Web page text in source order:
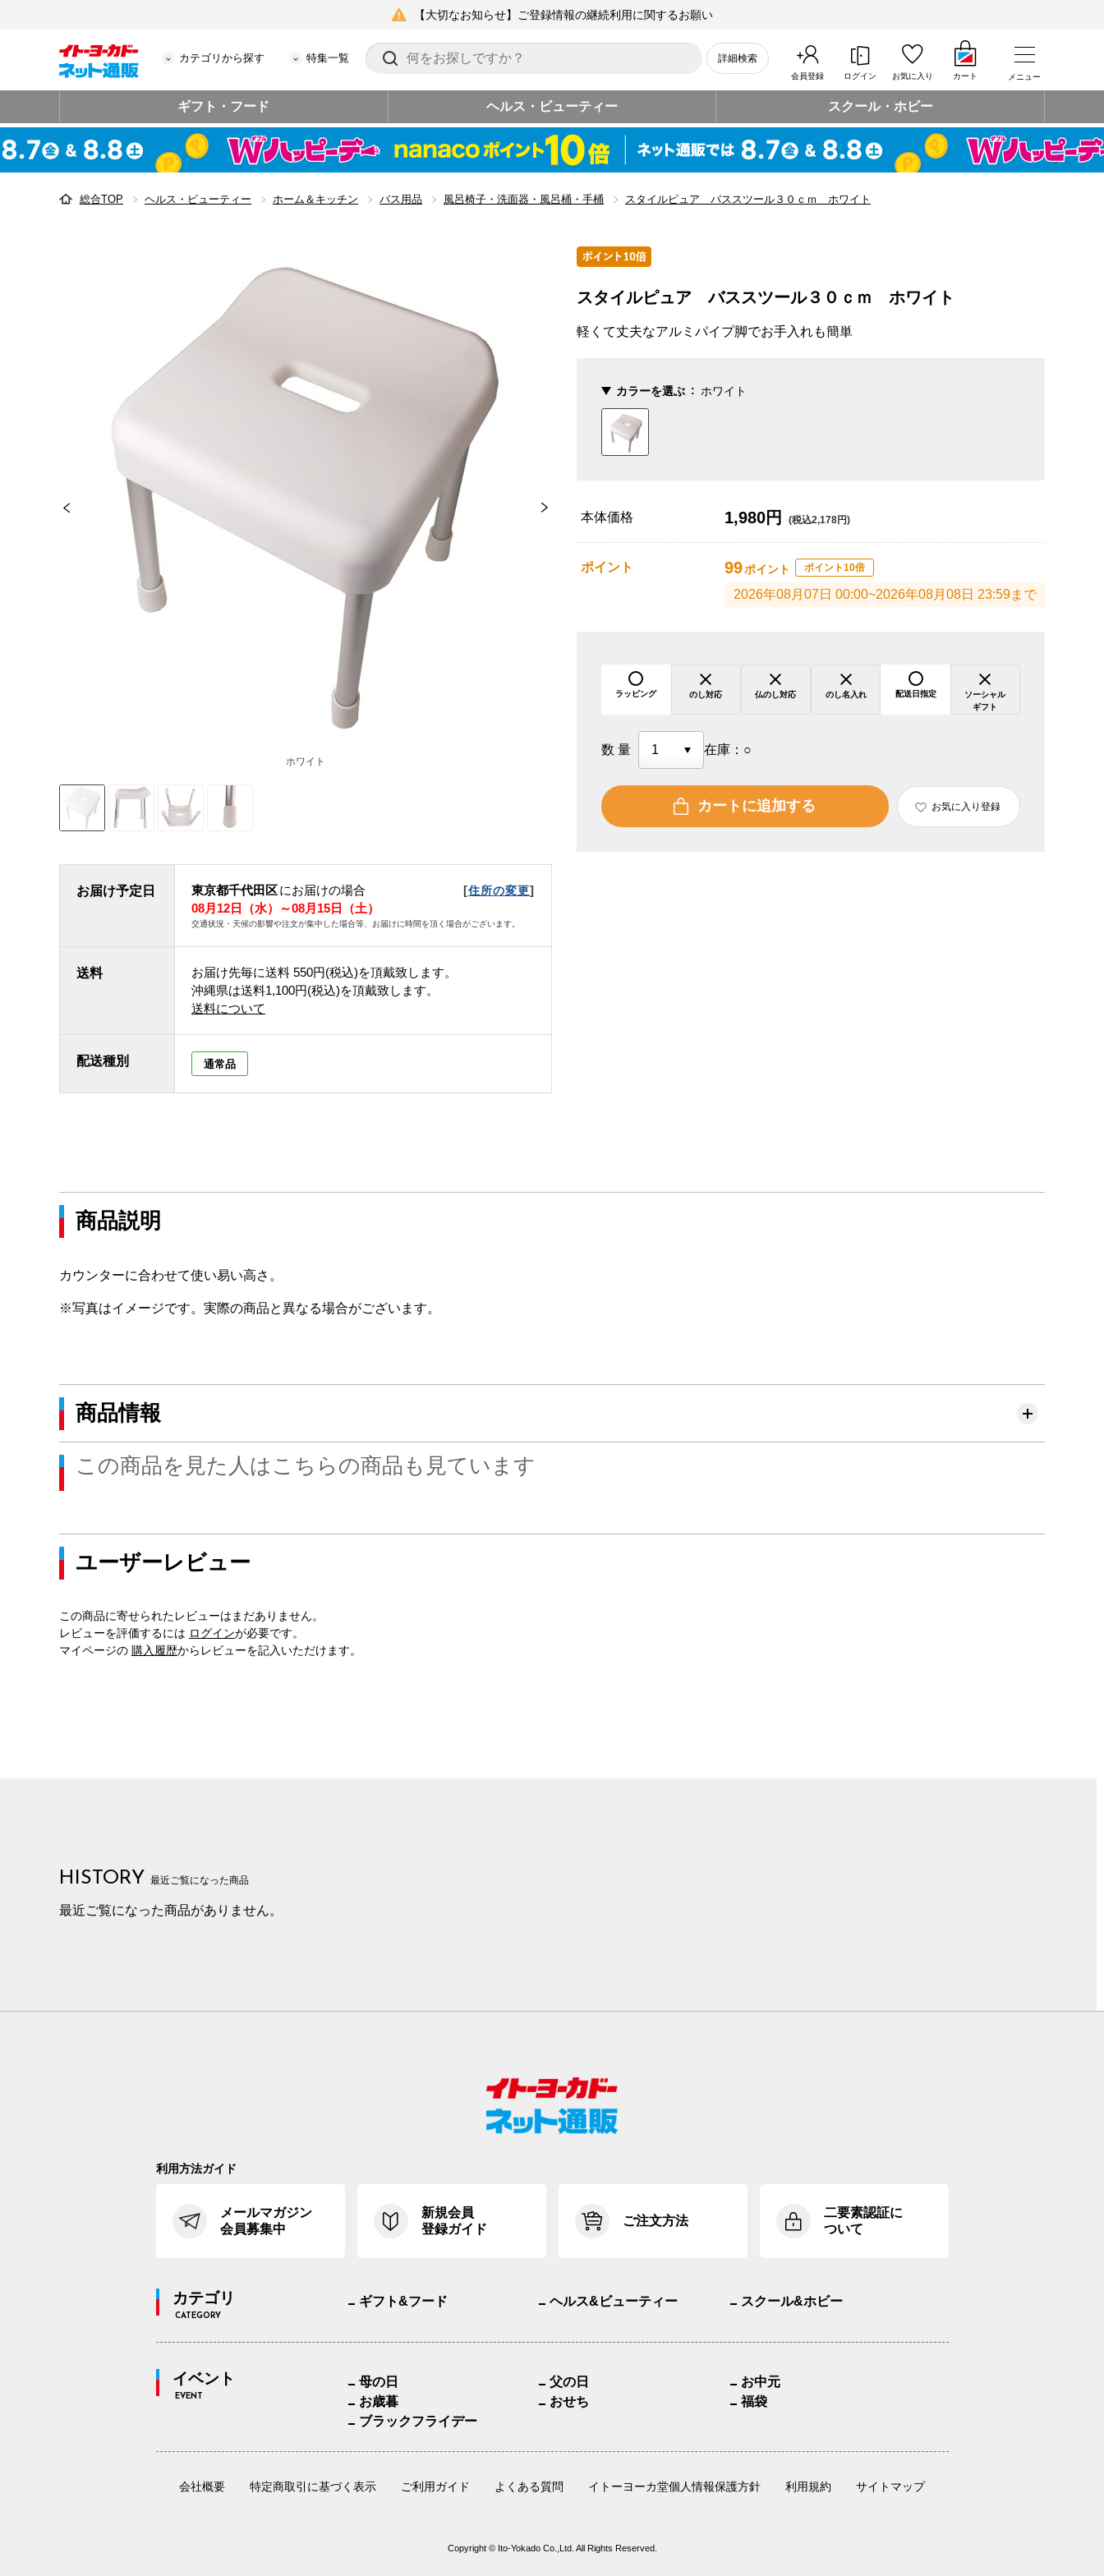
【大切なお知らせ】ご登録情報の継続利用に関するお願い
カテゴリから探す 特集一覧 詳細検索
会員登録 ログイン お気に入り カート メニュー
ギフト・フード ヘルス・ビューティー スクール・ホビー
総合TOP ヘルス・ビューティー ホーム＆キッチン バス用品 風呂椅子・洗面器・風呂桶・手桶 スタイルピュア バススツール３０ｃｍ ホワイト
ホワイト
お届け予定日 東京都千代田区にお届けの場合 [住所の変更]
08月12日（水）～08月15日（土）
交通状況・天候の影響や注文が集中した場合等、お届けに時間を頂く場合がございます。
送料 お届け先毎に送料 550円(税込)を頂戴致します。
沖縄県は送料1,100円(税込)を頂戴致します。
送料について
配送種別 通常品
スタイルピュア バススツール３０ｃｍ ホワイト
軽くて丈夫なアルミパイプ脚でお手入れも簡単
カラーを選ぶ ホワイト
本体価格 1,980円 (税込2,178円)
ポイント 99ポイント ポイント10倍
2026年08月07日 00:00~2026年08月08日 23:59まで
ラッピング のし対応 仏のし対応 のし名入れ 配送日指定
ソーシャル
ギフト
数量 在庫： ○
カートに追加する お気に入り登録
商品説明
カウンターに合わせて使い易い高さ。
※写真はイメージです。実際の商品と異なる場合がございます。
商品情報
この商品を見た人はこちらの商品も見ています
ユーザーレビュー
この商品に寄せられたレビューはまだありません。
レビューを評価するには ログインが必要です。
マイページの 購入履歴からレビューを記入いただけます。
HISTORY 最近ご覧になった商品
最近ご覧になった商品がありません。
利用方法ガイド
メールマガジン
会員募集中
新規会員
登録ガイド
ご注文方法
二要素認証に
ついて
カテゴリ
CATEGORY
ギフト&フード ヘルス&ビューティー スクール&ホビー
イベント
EVENT
母の日 父の日
お中元
お歳暮
おせち
福袋
ブラックフライデー
会社概要 特定商取引に基づく表示 ご利用ガイド よくある質問 イトーヨーカ堂個人情報保護方針 利用規約 サイトマップ
Copyright © Ito-Yokado Co.,Ltd. All Rights Reserved.